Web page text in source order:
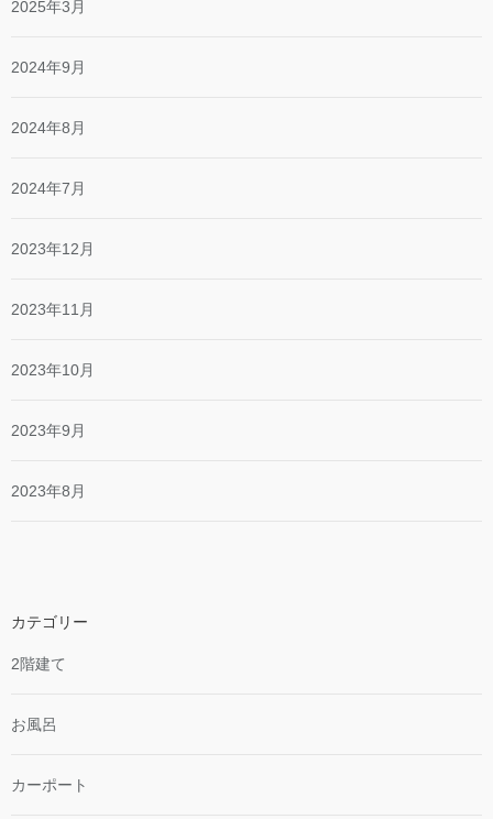
2025年3月
2024年9月
2024年8月
2024年7月
2023年12月
2023年11月
2023年10月
2023年9月
2023年8月
カテゴリー
2階建て
お風呂
カーポート